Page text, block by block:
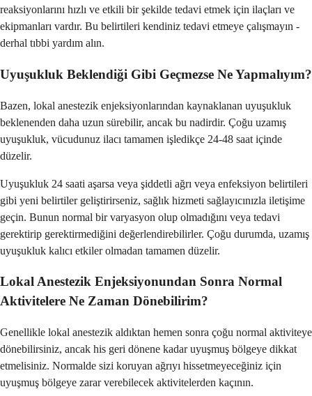
reaksiyonlarını hızlı ve etkili bir şekilde tedavi etmek için ilaçları ve
ekipmanları vardır. Bu belirtileri kendiniz tedavi etmeye çalışmayın -
derhal tıbbi yardım alın.
Uyuşukluk Beklendiği Gibi Geçmezse Ne Yapmalıyım?
Bazen, lokal anestezik enjeksiyonlarından kaynaklanan uyuşukluk
beklenenden daha uzun sürebilir, ancak bu nadirdir. Çoğu uzamış
uyuşukluk, vücudunuz ilacı tamamen işledikçe 24-48 saat içinde
düzelir.
Uyuşukluk 24 saati aşarsa veya şiddetli ağrı veya enfeksiyon belirtileri
gibi yeni belirtiler geliştirirseniz, sağlık hizmeti sağlayıcınızla iletişime
geçin. Bunun normal bir varyasyon olup olmadığını veya tedavi
gerektirip gerektirmediğini değerlendirebilirler. Çoğu durumda, uzamış
uyuşukluk kalıcı etkiler olmadan tamamen düzelir.
Lokal Anestezik Enjeksiyonundan Sonra Normal
Aktivitelere Ne Zaman Dönebilirim?
Genellikle lokal anestezik aldıktan hemen sonra çoğu normal aktiviteye
dönebilirsiniz, ancak his geri dönene kadar uyuşmuş bölgeye dikkat
etmelisiniz. Normalde sizi koruyan ağrıyı hissetmeyeceğiniz için
uyuşmuş bölgeye zarar verebilecek aktivitelerden kaçının.